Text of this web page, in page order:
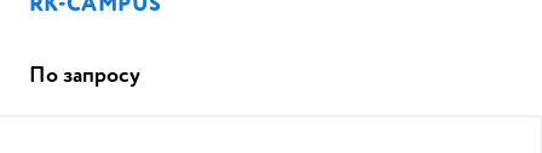
По запросу